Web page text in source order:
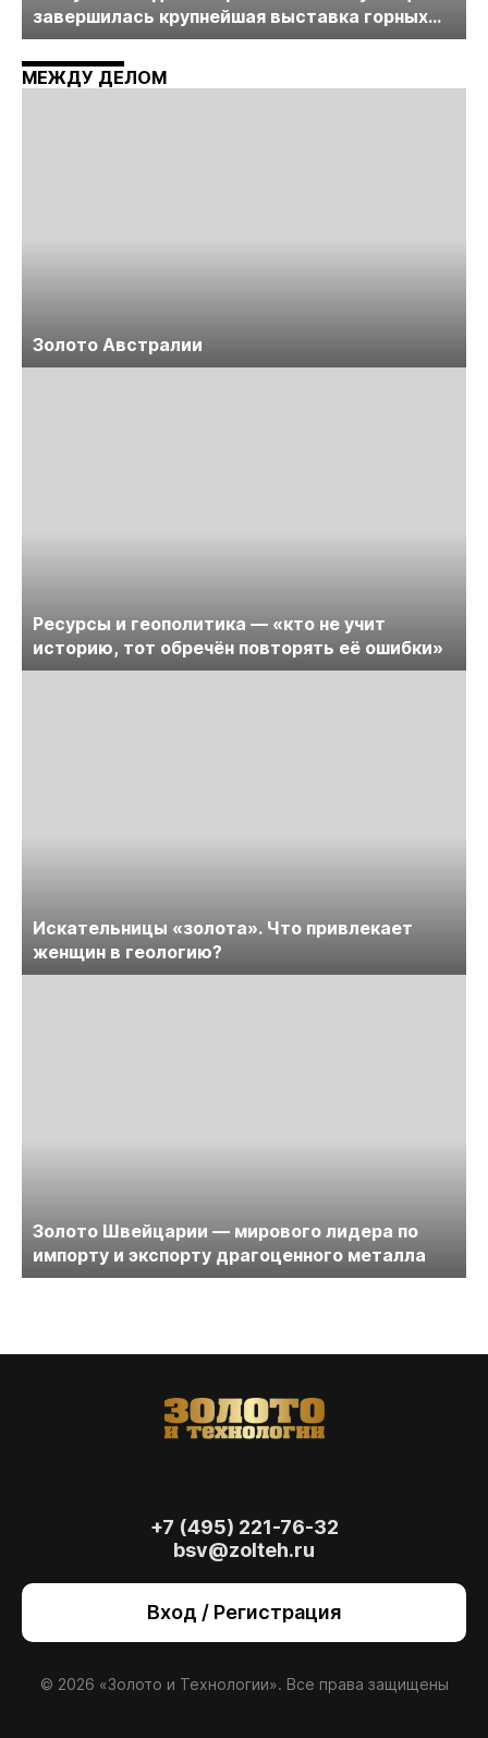
завершилась крупнейшая выставка горных
технологий «Недра России. Уголь России и
Майнинг»
МЕЖДУ ДЕЛОМ
Золото Австралии
Ресурсы и геополитика — «кто не учит
историю, тот обречён повторять её ошибки»
Искательницы «золота». Что привлекает
женщин в геологию?
Золото Швейцарии — мирового лидера по
импорту и экспорту драгоценного металла
+7 (495) 221-76-32
bsv@zolteh.ru
Вход / Регистрация
© 2026 «Золото и Технологии». Все права защищены
также для анализа сайта и улучшения
сайт, вы даете согласиена использование